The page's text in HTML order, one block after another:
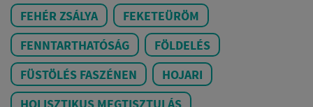
FEHÉR ZSÁLYA
FEKETEÜRÖM
FENNTARTHATÓSÁG
FÖLDELÉS
FÜSTÖLÉS FASZÉNEN
HOJARI